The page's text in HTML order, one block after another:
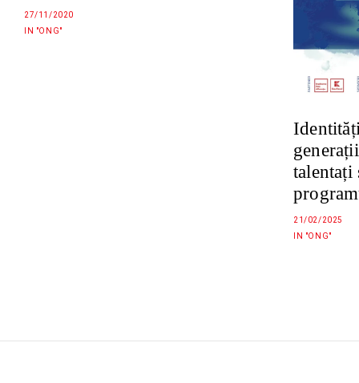
27/11/2020
IN "ONG"
21/02/2025
IN "ONG"